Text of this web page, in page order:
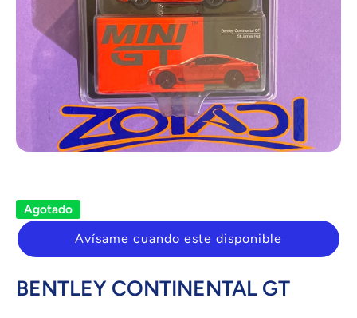
Agotado
Avísame cuando este disponible
BENTLEY CONTINENTAL GT